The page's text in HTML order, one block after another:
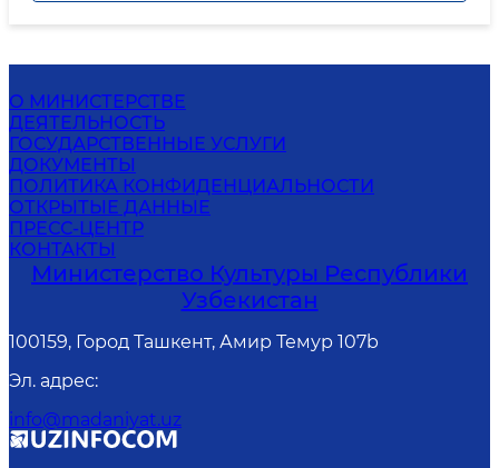
О МИНИСТЕРСТВЕ
ДЕЯТЕЛЬНОСТЬ
ГОСУДАРСТВЕННЫЕ УСЛУГИ
ДОКУМЕНТЫ
ПОЛИТИКА КОНФИДЕНЦИАЛЬНОСТИ
ОТКРЫТЫЕ ДАННЫЕ
ПРЕСС-ЦЕНТР
КОНТАКТЫ
Министерство Культуры Республики
Узбекистан
100159, Город Ташкент, Амир Темур 107b
Эл. адрес:
info@madaniyat.uz